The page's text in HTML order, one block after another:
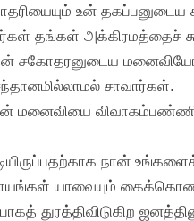
உன்
தங்கள் அக்கிரமத்தைச்
சகோதரனுடைய
சாவார்கள்.
மனைவியை
நான்
யாவையும்
துரத்திவிடுகிற